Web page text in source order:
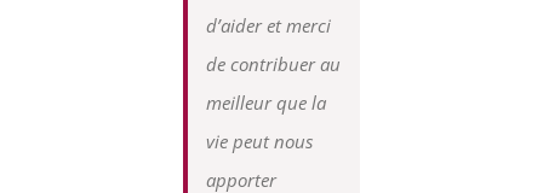
d’aider et merci
de contribuer au
meilleur que la
vie peut nous
apporter